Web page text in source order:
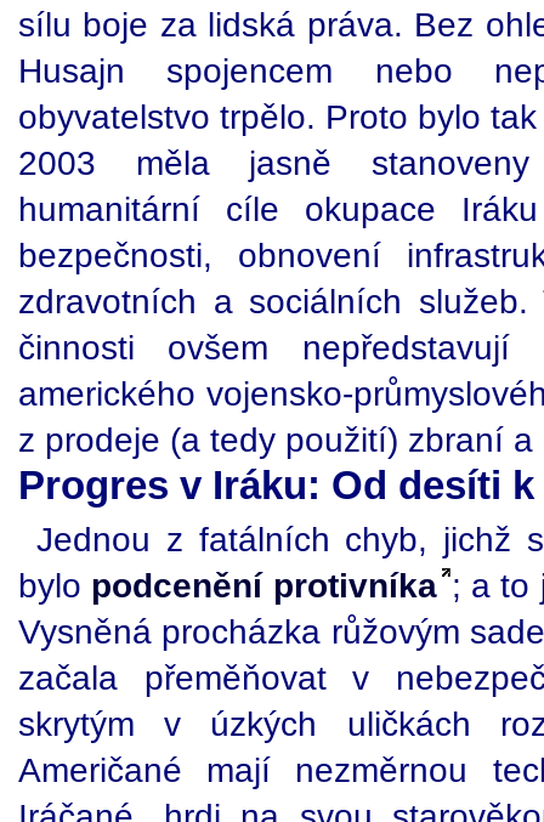
sílu boje za lidská práva. Bez
Husajn spojencem nebo
obyvatelstvo trpělo. Proto bylo
2003 měla jasně
humanitární cíle okupace
bezpečnosti, obnovení
zdravotních a sociálních služeb.
činnosti ovšem
amerického vojensko-
z prodeje (a tedy použití) zbraní a
Progres v Iráku: Od desíti
Jednou z fatálních chyb, jichž
bylo podcenění protivníka ; a to
Vysněná procházka růžovým
začala přeměňovat v
skrytým v úzkých uličkách
Američané mají nezměrnou